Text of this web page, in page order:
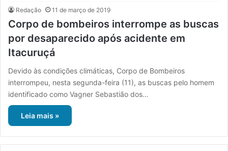
Redação 11 de março de 2019
Corpo de bombeiros interrompe as buscas
por desaparecido após acidente em
Itacuruçá
Devido às condições climáticas, Corpo de Bombeiros
interrompeu, nesta segunda-feira (11), as buscas pelo homem
identificado como Vagner Sebastião dos…
Leia mais »